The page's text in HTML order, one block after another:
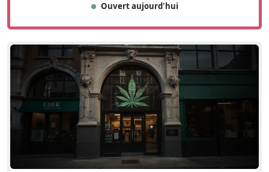
Ouvert aujourd'hui